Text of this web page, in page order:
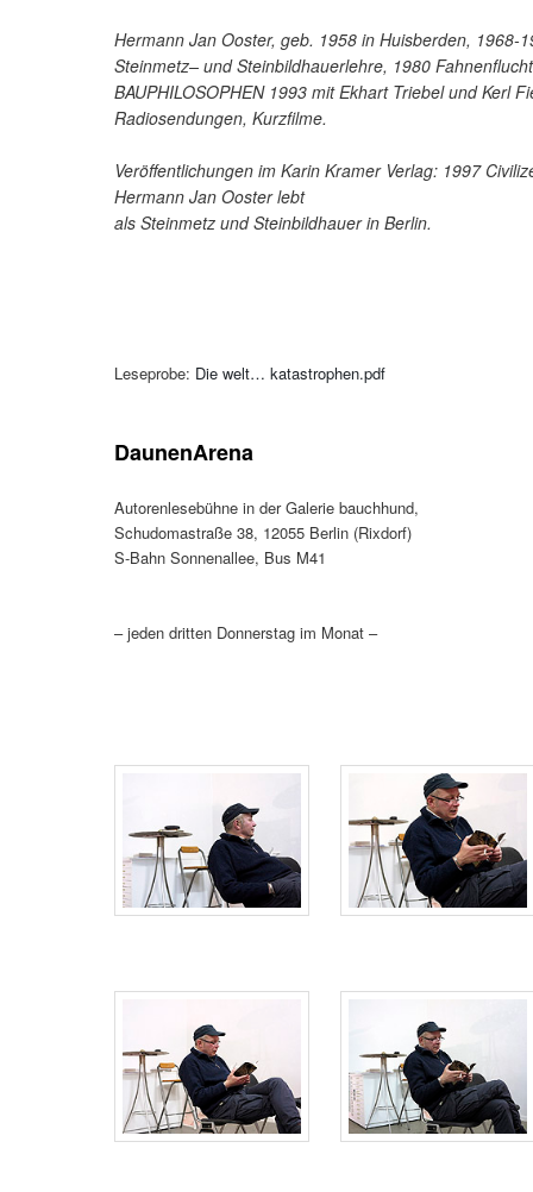
Hermann Jan Ooster, geb. 1958 in Huisberden, 1968-
Steinmetz– und Steinbildhauerlehre, 1980
BAUPHILOSOPHEN 1993 mit Ekhart Triebel und Kerl
Radiosendungen, Kurzfilme.
Veröffentlichungen im Karin Kramer Verlag: 1997
Hermann Jan Ooster lebt
als Steinmetz und Steinbildhauer in Berlin.
Leseprobe: Die welt… katastrophen.pdf
DaunenArena
Autorenlesebühne in der Galerie bauchhund,
Schudomastraße 38, 12055 Berlin (Rixdorf)
S-Bahn Sonnenallee, Bus M41
– jeden dritten Donnerstag im Monat –